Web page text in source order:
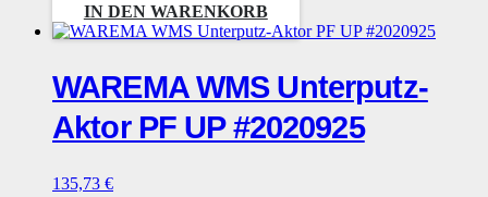
IN DEN WARENKORB
WAREMA WMS Unterputz-
Aktor PF UP #2020925
135,73 €